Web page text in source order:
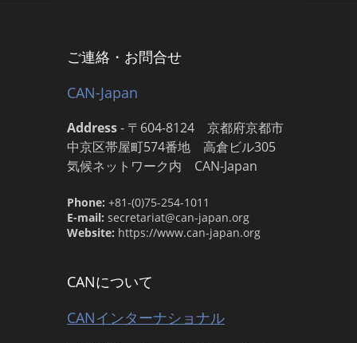
ご連絡・お問合せ
CAN-Japan
Address- 〒604-8124 京都府京都市
中京区帯屋町574番地 高倉ビル305
気候ネットワーク内 CAN-Japan
Phone: +81-(0)75-254-1011
E-mail: secretariat@can-japan.org
Website: https://www.can-japan.org
CANについて
CANインターナショナル